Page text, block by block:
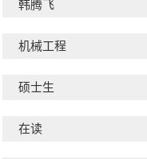
韩腾飞
机械工程
硕士生
在读